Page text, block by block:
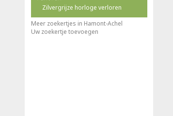
Zilvergrijze horloge verloren
Meer zoekertjes in Hamont-Achel
Uw zoekertje toevoegen